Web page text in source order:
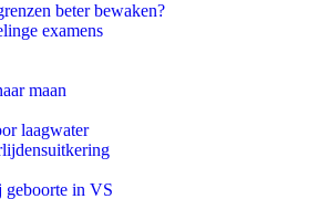
beter bewaken?
examens
maan
laagwater
geboorte in VS